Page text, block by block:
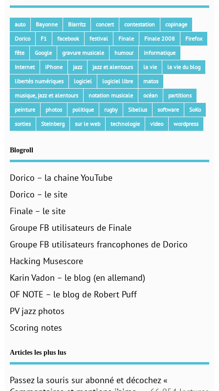
auto Bayonne Biarritz concert contestation
copinage
Dorico
F1 facebook festival Finale Finale 2008
Firefox
fête
Google gravure musicale humour
informatique
Internet
iPhone jazz jazz et alentours la vie
la vie du blog
libertés numériques
logiciel logiciel libre
matos
musique, jazz et alentours
notation musicale océan
partitions
peinture
photos politique rugby Sibelius software
SoKo
sorties
Steinberg sur le web technologie video wordpress
Blogroll
Dorico – la chaine YouTube
Dorico – le site
Finale – le site
Groupe FB utilisateurs de Finale
Groupe FB utilisateurs francophones de Dorico
Hacking Musescore
Karin Vadon – le blog (en allemand)
OF NOTE – le blog de Robert Puff
PV jazz photos
Scoring notes
Articles les plus lus
Passez la souris sur abonné et décochez «